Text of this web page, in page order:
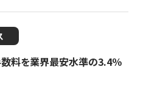
料を業界最安水準の3.4％